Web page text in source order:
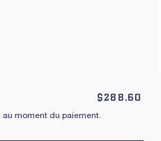
$288.60
moment du paiement.